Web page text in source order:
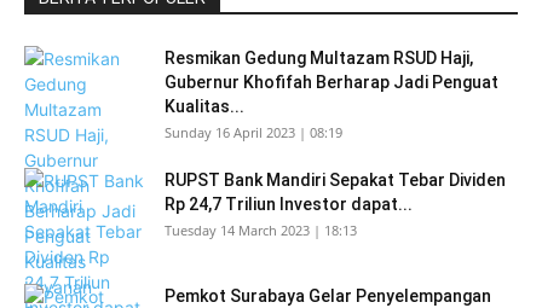
Resmikan Gedung Multazam RSUD Haji,
Gubernur Khofifah Berharap Jadi Penguat
Kualitas...
Sunday 16 April 2023 | 08:19
RUPST Bank Mandiri Sepakat Tebar Dividen
Rp 24,7 Triliun Investor dapat...
Tuesday 14 March 2023 | 18:13
Pemkot Surabaya Gelar Penyelempangan